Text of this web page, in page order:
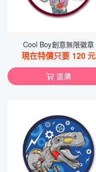
Cool Boy創意無限徽章
現在特價只要 120 元
選購